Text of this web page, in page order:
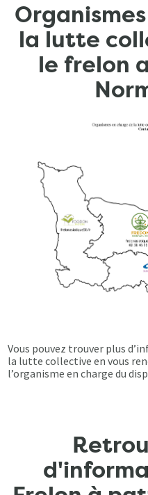
la lutte
le frelon
Vous pouvez trouver plus
la lutte collective en vous
l’organisme en charge du